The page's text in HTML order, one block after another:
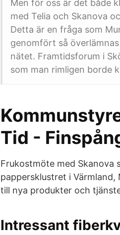
Men för oss är det både
med Telia och Skanova
Detta är en fråga som
genomfört så
nätet. Framtidsforum i
som man rimligen borde
Tid -
Frukostmöte med Skanova
pappersklustret i
till nya produkter och
Intressant